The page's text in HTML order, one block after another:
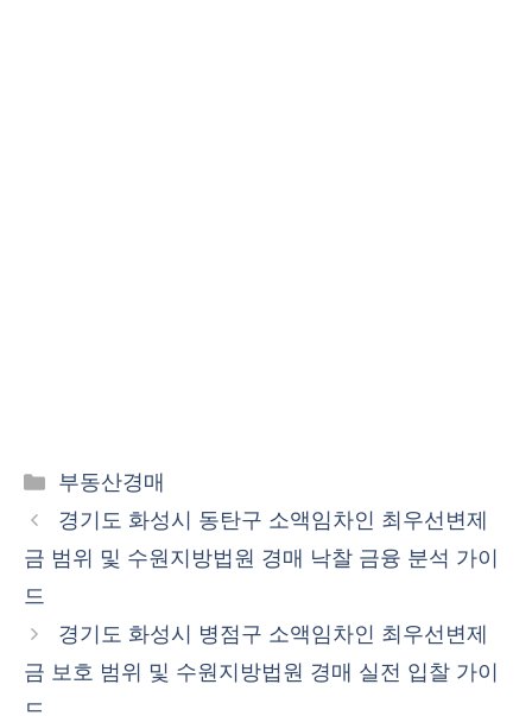
카
테
리
부동산경매
경기도 화성시 동탄구 소액임차인 최우선변제
금 범위 및 수원지방법원 경매 낙찰 금융 분석 가이
드
경기도 화성시 병점구 소액임차인 최우선변제
금 보호 범위 및 수원지방법원 경매 실전 입찰 가이
드